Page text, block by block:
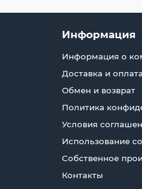
Информация
Информация о
Доставка и оплата
Обмен и возврат
Политика
Условия
Использование
Собственное
Контакты